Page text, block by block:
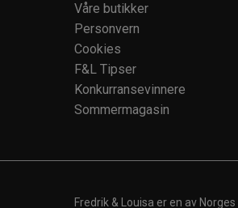
Våre butikker
Personvern
Cookies
F&L Tipser
Konkurransevinnere
Sommermagasin
Fredrik & Louisa er en av